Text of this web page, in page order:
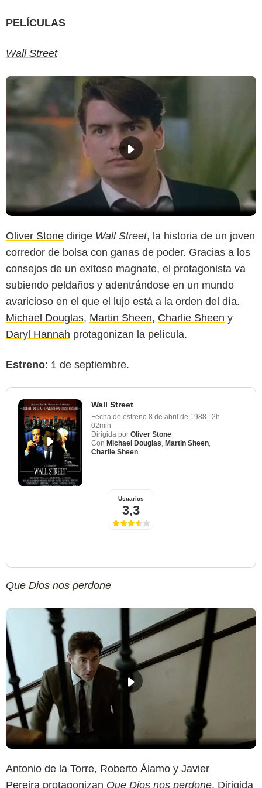
PELÍCULAS
Wall Street
Oliver Stone dirige Wall Street, la historia de un joven
corredor de bolsa con ganas de poder. Gracias a los
consejos de un exitoso magnate, el protagonista va
subiendo peldaños y adentrándose en un mundo
avaricioso en el que el lujo está a la orden del día.
Michael Douglas, Martin Sheen, Charlie Sheen y
Daryl Hannah protagonizan la película.
Estreno: 1 de septiembre.
Wall Street
Fecha de estreno 8 de abril de 1988
2h
02min
Dirigida por Oliver Stone
Con Michael Douglas, Martin Sheen,
Charlie Sheen
Usuarios
3,3
Que Dios nos perdone
Antonio de la Torre, Roberto Álamo y Javier
Pereira protagonizan Que Dios nos perdone. Dirigida